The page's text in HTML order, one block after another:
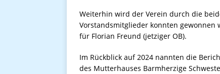
Weiterhin wird der Verein durch die
Vorstandsmitglieder konnten gewonnen
für Florian Freund (jetziger OB).
Im Rückblick auf 2024 nannten die
des Mutterhauses Barmherzige